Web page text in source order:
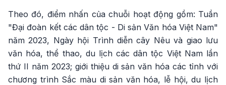
Theo đó, điểm nhấn của chuỗi hoạt động gồm: Tuần
"Đại đoàn kết các dân tộc - Di sản Văn hóa Việt Nam"
năm 2023, Ngày hội Trình diễn cây Nêu và giao lưu
văn hóa, thể thao, du lịch các dân tộc Việt Nam lần
thứ II năm 2023; giới thiệu di sản văn hóa các tỉnh với
chương trình Sắc màu di sản văn hóa, lễ hội, du lịch